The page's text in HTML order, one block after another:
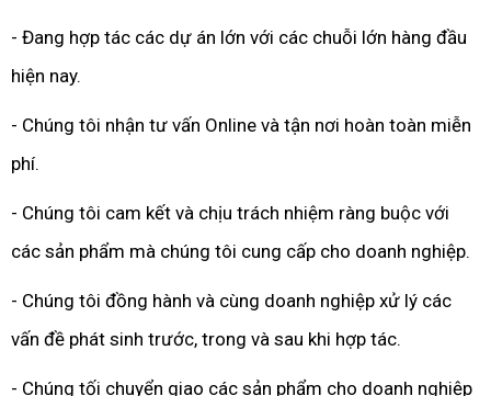
- Đang hợp tác các dự án lớn với các chuỗi lớn hàng đầu
hiện nay.
- Chúng tôi nhận tư vấn Online và tận nơi hoàn toàn miễn
phí.
- Chúng tôi cam kết và chịu trách nhiệm ràng buộc với
các sản phẩm mà chúng tôi cung cấp cho doanh nghiệp.
- Chúng tôi đồng hành và cùng doanh nghiệp xử lý các
vấn đề phát sinh trước, trong và sau khi hợp tác.
- Chúng tối chuyển giao các sản phẩm cho doanh nghiệp